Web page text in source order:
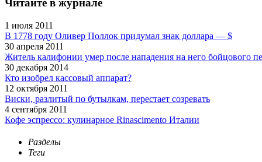
Читайте в журнале
1 июля 2011
В 1778 году Оливер Поллок придумал знак доллара — $
30 апреля 2011
Житель калифонии умер после нападения на него бойцового
30 декабря 2014
Кто изобрел кассовый аппарат?
12 октября 2011
Виски, разлитый по бутылкам, перестает созревать
4 сентября 2011
Кофе эспрессо: кулинарное Rinascimento Италии
Разделы
Теги